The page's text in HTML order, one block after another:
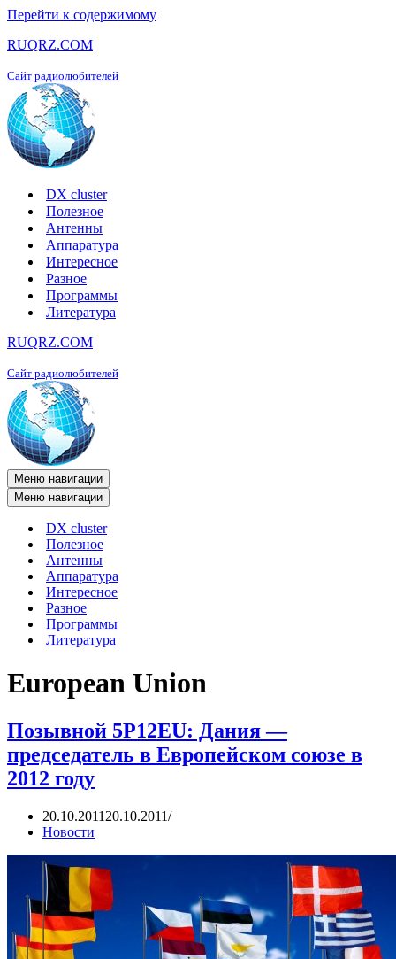
Перейти к содержимому
RUQRZ.COM
Сайт радиолюбителей
DX cluster
Полезное
Антенны
Аппаратура
Интересное
Разное
Программы
Литература
RUQRZ.COM
Сайт радиолюбителей
Меню навигации
Меню навигации
DX cluster
Полезное
Антенны
Аппаратура
Интересное
Разное
Программы
Литература
European Union
Позывной 5P12EU: Дания —
председатель в Европейском союзе в
2012 году
20.10.2011 20.10.2011
Новости